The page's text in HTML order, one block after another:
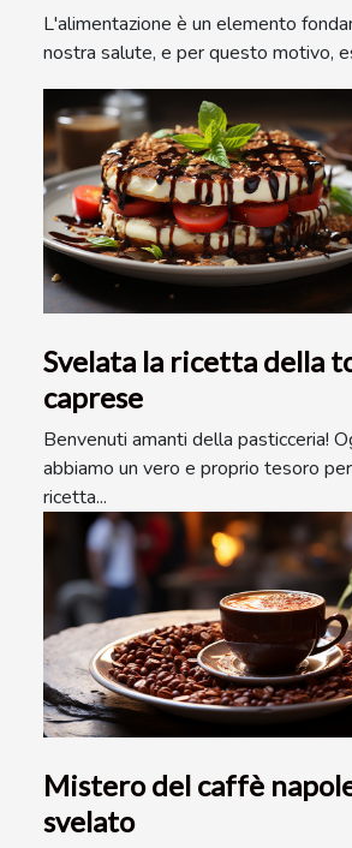
L'alimentazione è un elemento
nostra salute, e per questo motivo,
Svelata la ricetta della
caprese
Benvenuti amanti della pasticceria!
abbiamo un vero e proprio tesoro
ricetta...
Mistero del caffè
svelato